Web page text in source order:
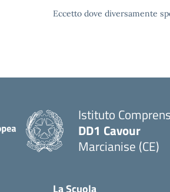
Eccetto dove diversamente
Istituto
DD1 Cavour
Marcianise (CE)
La Scuola